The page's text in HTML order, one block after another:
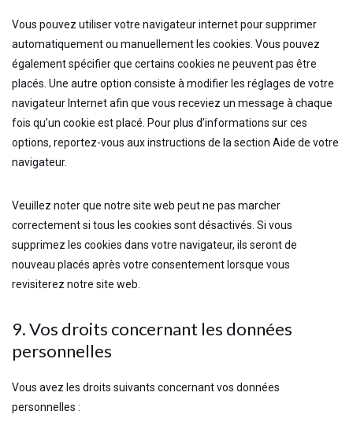
Vous pouvez utiliser votre navigateur internet pour supprimer
automatiquement ou manuellement les cookies. Vous pouvez
également spécifier que certains cookies ne peuvent pas être
placés. Une autre option consiste à modifier les réglages de votre
navigateur Internet afin que vous receviez un message à chaque
fois qu’un cookie est placé. Pour plus d’informations sur ces
options, reportez-vous aux instructions de la section Aide de votre
navigateur.
Veuillez noter que notre site web peut ne pas marcher
correctement si tous les cookies sont désactivés. Si vous
supprimez les cookies dans votre navigateur, ils seront de
nouveau placés après votre consentement lorsque vous
revisiterez notre site web.
9. Vos droits concernant les données
personnelles
Vous avez les droits suivants concernant vos données
personnelles :